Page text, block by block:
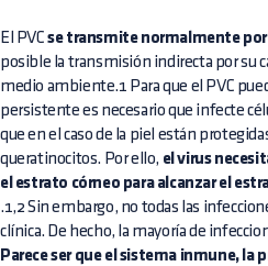
El PVCse transmite normalmente
posible la transmisión indirecta por su
medio ambiente.1 Para que el PVC
persistente es necesario que infecte
que en el caso de la piel están
queratinocitos. Por ello, el virus
el estrato córneo para alcanzar el
.1,2 Sin embargo, no todas las
clínica. De hecho, la mayoría de
Parece ser que el sistema inmune, la